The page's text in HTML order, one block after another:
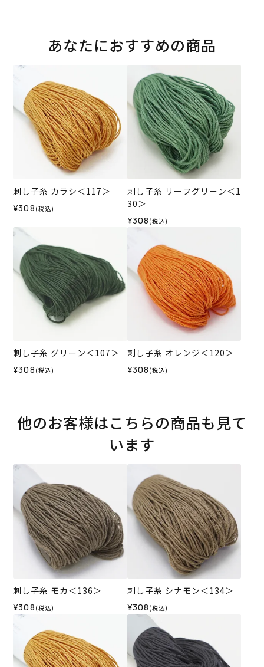
あなたにおすすめの商品
刺し子糸 カラシ＜117＞
¥308 (税込)
刺し子糸 リーフグリーン＜1
30＞
¥308 (税込)
刺し子糸 グリーン＜107＞
¥308 (税込)
刺し子糸 オレンジ＜120＞
¥308 (税込)
他のお客様はこちらの商品も見て
います
刺し子糸 モカ＜136＞
¥308 (税込)
刺し子糸 シナモン＜134＞
¥308 (税込)